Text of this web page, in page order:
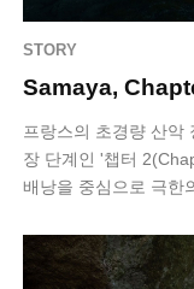
STORY
Samaya,
프랑스의 초경량 산악
장 단계인 '챕터
배낭을 중심으로 극한